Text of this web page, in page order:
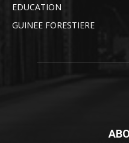
EDUCATION
GUINEE FORESTIERE